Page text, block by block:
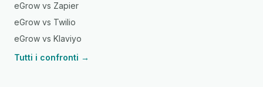
eGrow vs Zapier
eGrow vs Twilio
eGrow vs Klaviyo
Tutti i confronti →